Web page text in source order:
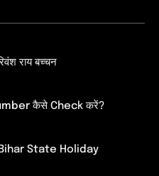
राय बच्चन
कैसे Check करें?
Bihar State Holiday